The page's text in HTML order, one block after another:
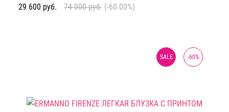
29 600 руб. 74 000 руб. (-60.00%)
-60%
SALE